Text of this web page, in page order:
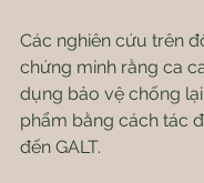
Các nghiên cứu trên
chứng minh rằng ca
dụng bảo vệ chống
phẩm bằng cách tác
đến GALT.